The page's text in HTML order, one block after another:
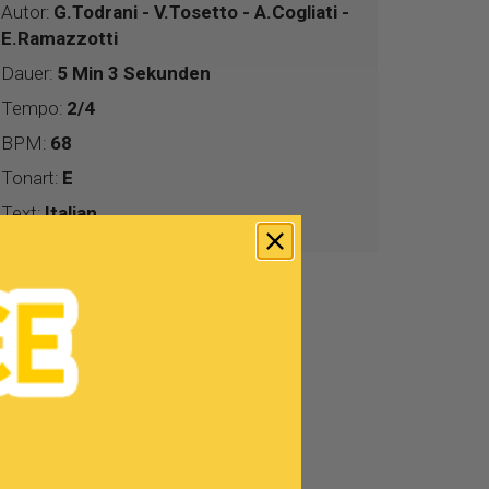
Autor: G.Todrani - V.Tosetto - A.Cogliati -
E.Ramazzotti
Dauer: 5 Min 3 Sekunden
Tempo: 2/4
BPM: 68
Tonart: E
Text:Italian